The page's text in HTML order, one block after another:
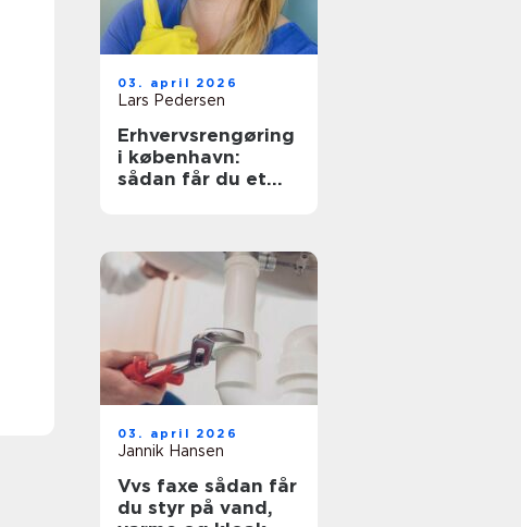
03. april 2026
Lars Pedersen
Erhvervsrengøring
i københavn:
sådan får du et
03. april 2026
Jannik Hansen
Vvs faxe sådan får
du styr på vand,